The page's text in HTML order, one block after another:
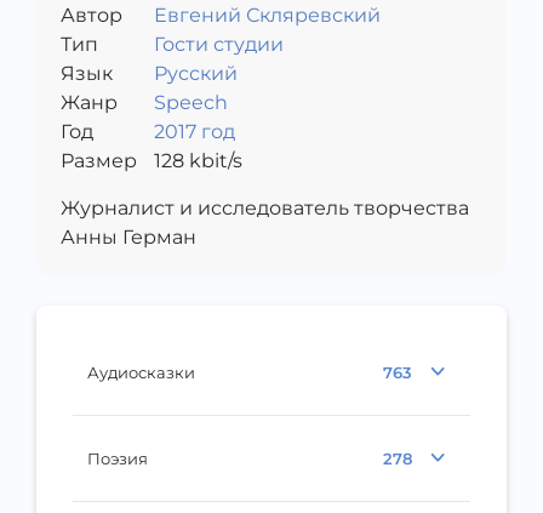
Аудиосказки 763
Поэзия 278
Автор
Евгений Скляревский
Тип
Гости студии
Язык
Русский
Жанр
Speech
Год
2017 год
Размер
128kbit/s
Журналист и исследователь творчества
Анны Герман